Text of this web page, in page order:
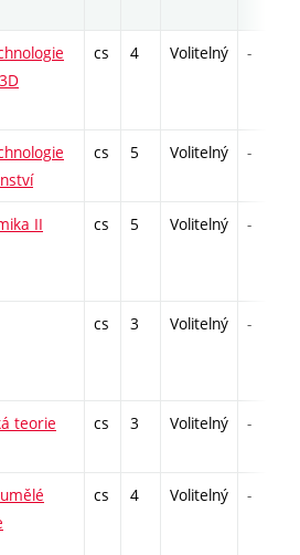
cs 4 Volitelný -
cs 5 Volitelný -
II cs 5 Volitelný -
cs 3 Volitelný -
teorie
cs 3 Volitelný -
cs 4 Volitelný -